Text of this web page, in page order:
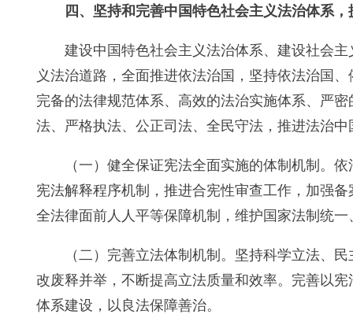
四、坚持和完善中国特色社会主义法治体系
建设中国特色社会主义法治体系、建设社会
义法治道路，全面推进依法治国，坚持依法治国
完备的法律规范体系、高效的法治实施体系、严
法、严格执法、公正司法、全民守法，推进法治中
（一）健全保证宪法全面实施的体制机制。
宪法解释程序机制，推进合宪性审查工作，加强
全法律面前人人平等保障机制，维护国家法制统
（二）完善立法体制机制。坚持科学立法、
改废释并举，不断提高立法质量和效率。完善以
体系建设，以良法保障善治。